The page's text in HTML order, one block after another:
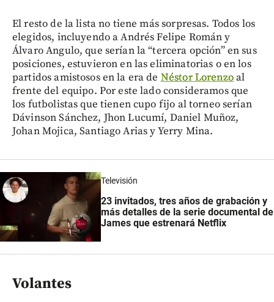
El resto de la lista no tiene más sorpresas. Todos los
elegidos, incluyendo a Andrés Felipe Román y
Álvaro Angulo, que serían la “tercera opción” en sus
posiciones, estuvieron en las eliminatorias o en los
partidos amistosos en la era de Néstor Lorenzoal
frente del equipo. Por este lado consideramos que
los futbolistas que tienen cupo fijo al torneo serían
Dávinson Sánchez, Jhon Lucumí, Daniel Muñoz,
Johan Mojica, Santiago Arias y Yerry Mina.
Televisión
23 invitados, tres años de grabación y
más detalles de la serie documental de
James que estrenará Netflix
Volantes